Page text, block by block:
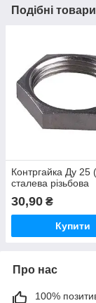
Подібні
Контргайка Ду 25
сталева різьбова
30,90 ₴
Купити
Про нас
100%